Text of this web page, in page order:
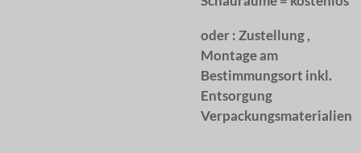
oder :Zustellung ,
Montage am
Bestimmungsort inkl.
Entsorgung
Verpackungsmaterialien